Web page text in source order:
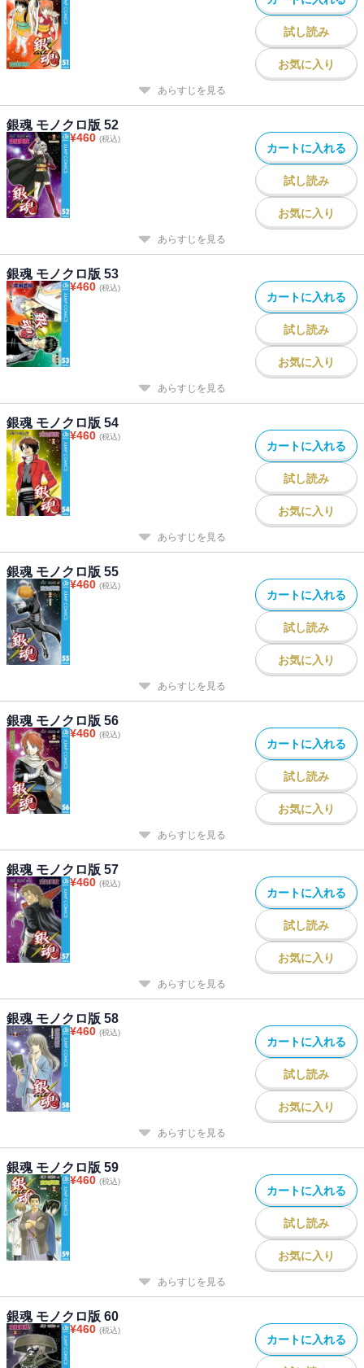
試し読み
お気に入り
あらすじを見る
銀魂 モノクロ版 52
¥460 (税込)
カートに入れる
試し読み
お気に入り
あらすじを見る
銀魂 モノクロ版 53
¥460 (税込)
カートに入れる
試し読み
お気に入り
あらすじを見る
銀魂 モノクロ版 54
¥460 (税込)
カートに入れる
試し読み
お気に入り
あらすじを見る
銀魂 モノクロ版 55
¥460 (税込)
カートに入れる
試し読み
お気に入り
あらすじを見る
銀魂 モノクロ版 56
¥460 (税込)
カートに入れる
試し読み
お気に入り
あらすじを見る
銀魂 モノクロ版 57
¥460 (税込)
カートに入れる
試し読み
お気に入り
あらすじを見る
銀魂 モノクロ版 58
¥460 (税込)
カートに入れる
試し読み
お気に入り
あらすじを見る
銀魂 モノクロ版 59
¥460 (税込)
カートに入れる
試し読み
お気に入り
あらすじを見る
銀魂 モノクロ版 60
¥460 (税込)
カートに入れる